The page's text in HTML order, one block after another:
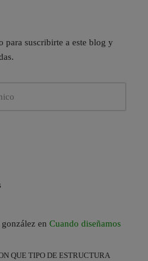
para suscribirte a este blog y
en Cuando diseñamos
QUE TIPO DE ESTRUCTURA